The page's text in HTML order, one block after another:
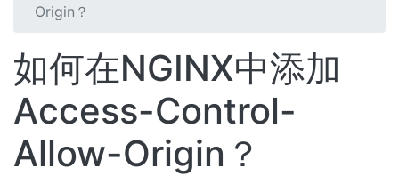
Origin？
如何在NGINX中添加
Access-Control-
Allow-Origin？